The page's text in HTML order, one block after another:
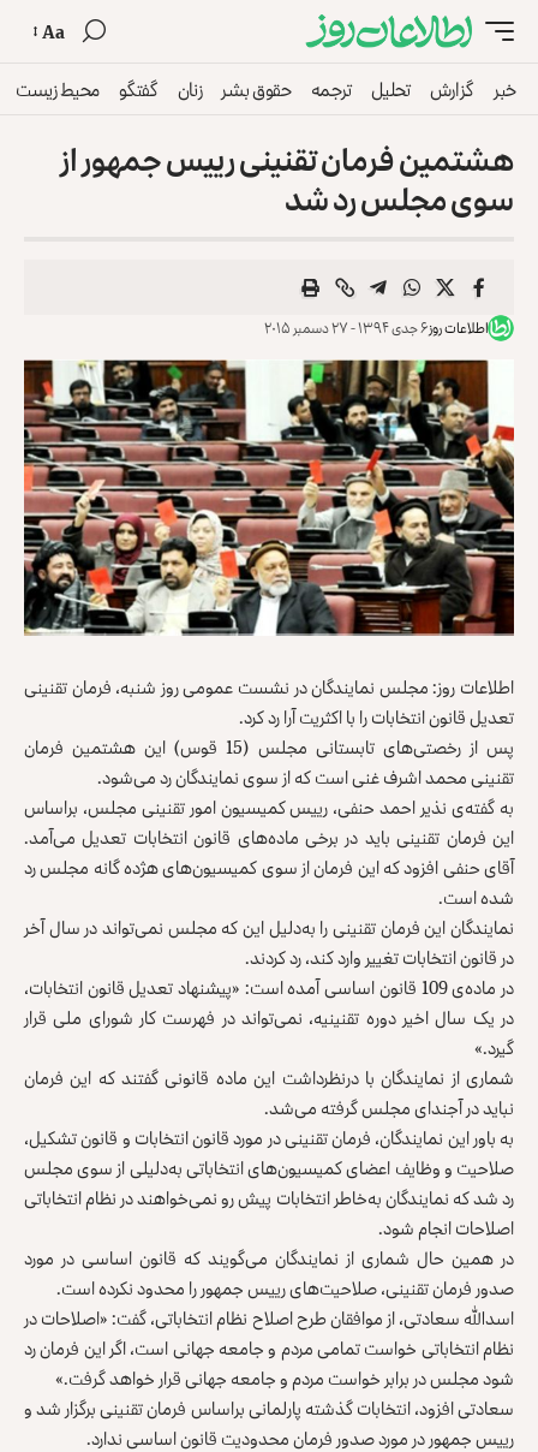
Aa
خبر گزارش تحلیل ترجمه حقوق بشر زنان گفتگو محیط زیست
هشتمین فرمان تقنینی رییس جمهور از
سوی مجلس رد شد
اطلاعات روز۶ جدی ۱۳۹۴ - ۲۷ دسمبر ۲۰۱۵
اطلاعات روز: مجلس نمایندگان در نشست عمومی روز شنبه، فرمان تقنینی
تعدیل قانون انتخابات را با اکثریت آرا رد کرد.
پس از رخصتی‌های تابستانی مجلس (15 قوس) این هشتمین فرمان
تقنینی محمد اشرف غنی است که از سوی نمایندگان رد می‌شود.
به گفته‌ی نذیر احمد حنفی، رییس کمیسیون امور تقنینی مجلس، براساس
اين فرمان تقنینی بايد در برخى ماده‌هاى ‌قانون انتخابات تعديل می‌آمد.
آقای حنفی افزود که اين فرمان از سوى کميسيون‌هاى هژده گانه مجلس رد
شده است.
نمایندگان این فرمان تقنینی را به‌دلیل این که مجلس نمی‌تواند در سال آخر
در قانون انتخابات تغییر وارد کند، رد کردند.
در ماده‌ی 109 قانون اساسى آمده است: «پيشنهاد تعديل قانون انتخابات،
در يک سال اخیر دوره تقنينيه، نمى‌تواند در فهرست کار شوراى ملى قرار
گيرد.»
شماری از نمایندگان با درنظرداشت این ماده قانونی گفتند که این فرمان
نباید در آجندای مجلس گرفته می‌شد.
به باور این نمایندگان، فرمان تقنینی در مورد قانون انتخابات و قانون تشکیل،
صلاحیت و وظایف اعضای کمیسیون‌های انتخاباتی به‌دلیلی از سوی مجلس
رد شد که نمایندگان به‌خاطر انتخابات پیش رو نمی‌خواهند در نظام انتخاباتی
اصلاحات انجام شود.
در همین حال شماری از نمایندگان می‌گویند که قانون اساسی در مورد
صدور فرمان تقنینی، صلاحیت‌های رییس جمهور را محدود نکرده است.
اسدالله سعادتی، از موافقان طرح اصلاح نظام انتخاباتی، گفت: «اصلاحات در
نظام انتخاباتی خواست تمامی مردم و جامعه جهانی است، اگر این فرمان رد
شود مجلس در برابر خواست مردم و جامعه جهانی قرار خواهد گرفت.»
سعادتی افزود، انتخابات گذشته پارلمانی براساس فرمان تقنینی برگزار شد و
رییس جمهور در مورد صدور فرمان محدودیت قانون اساسی ندارد.